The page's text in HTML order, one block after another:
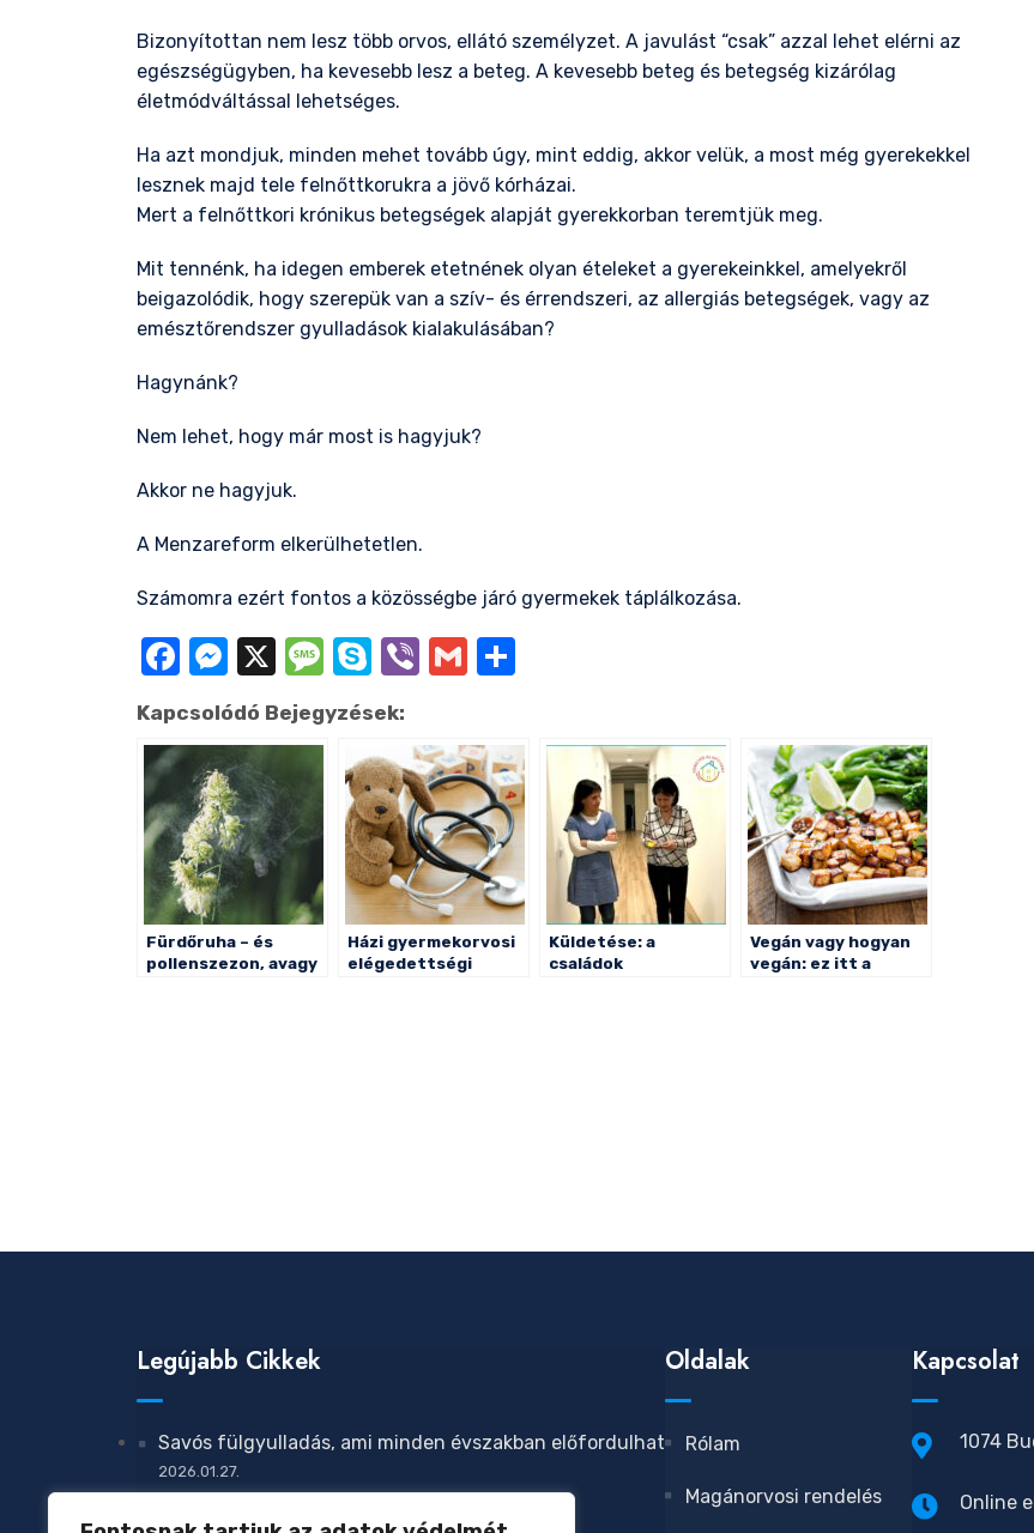
Bizonyítottan nem lesz több orvos, ellátó személyzet. A javulást “csak” azzal lehet elérni az
egészségügyben, ha kevesebb lesz a beteg. A kevesebb beteg és betegség kizárólag
életmódváltással lehetséges.
Ha azt mondjuk, minden mehet tovább úgy, mint eddig, akkor velük, a most még gyerekekkel
lesznek majd tele felnőttkorukra a jövő kórházai.
Mert a felnőttkori krónikus betegségek alapját gyerekkorban teremtjük meg.
Mit tennénk, ha idegen emberek etetnének olyan ételeket a gyerekeinkkel, amelyekről
beigazolódik, hogy szerepük van a szív- és érrendszeri, az allergiás betegségek, vagy az
emésztőrendszer gyulladások kialakulásában?
Hagynánk?
Nem lehet, hogy már most is hagyjuk?
Akkor ne hagyjuk.
A Menzareform elkerülhetetlen.
Számomra ezért fontos a közösségbe járó gyermekek táplálkozása.
Facebook
Messenger
X Message
Skype
ViberGmail
Kapcsolódó Bejegyzések:
Fürdőruha – és
pollenszezon, avagy
Házi gyermekorvosi
elégedettségi
Küldetése: a
családok
Vegán vagy hogyan
vegán: ez itt a
Legújabb Cikkek
Savós fülgyulladás, ami minden évszakban előfordulhat
2026.01.27.
Megelőzhető-e az atopiás dermatitisz?
Oldalak
Rólam
Magánorvosi rendelés
Kapcsolat
1074
Online